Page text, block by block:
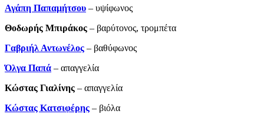
Αγάπη Παπαμήτσου – υψίφωνος
Θοδωρής Μπιράκος – βαρύτονος, τρομπέτα
Γαβριήλ Αντωνέλος – βαθύφωνος
Όλγα Παπά – απαγγελία
Κώστας Γιαλίνης ­– απαγγελία
Κώστας Κατσιφέρης – βιόλα